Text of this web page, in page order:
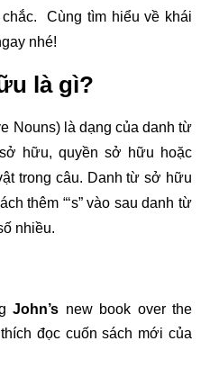
Cùng tìm hiểu về khái
nhé!
là gì?
Nouns) là dạng của danh từ
hữu, quyền sở hữu hoặc
trong câu. Danh từ sở hữu
thêm “‘s” vào sau danh từ
nhiều.
John’s new book over the
đọc cuốn sách mới của